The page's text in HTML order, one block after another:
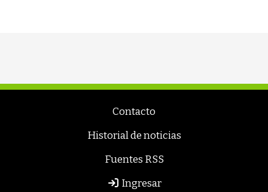
Contacto
Historial de noticias
Fuentes RSS
Ingresar